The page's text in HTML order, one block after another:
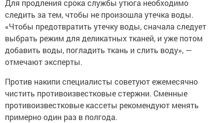
Для продления срока службы утюга необходимо
следить за тем, чтобы не произошла утечка воды.
«Чтобы предотвратить утечку воды, сначала следует
выбрать режим для деликатных тканей, и уже потом
добавить воды, погладить ткань и слить воду», —
отмечают эксперты.
Против накипи специалисты советуют ежемесячно
чистить противоизвестковые стержни. Сменные
противоизвестковые кассеты рекомендуют менять
примерно один раз в полгода.